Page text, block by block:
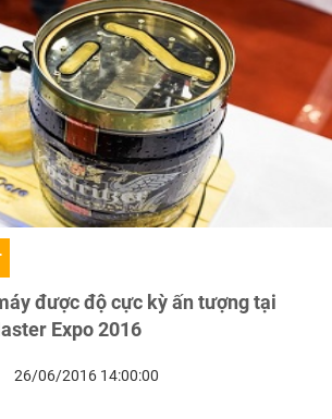
được độ cực kỳ ấn tượng tại
Expo 2016
26/06/2016 14:00:00